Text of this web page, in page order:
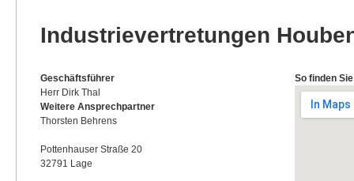
Industrievertretungen
Geschäftsführer
Herr Dirk Thal
Weitere Ansprechpartner
Thorsten Behrens
Pottenhauser Straße 20
32791 Lage
So finden